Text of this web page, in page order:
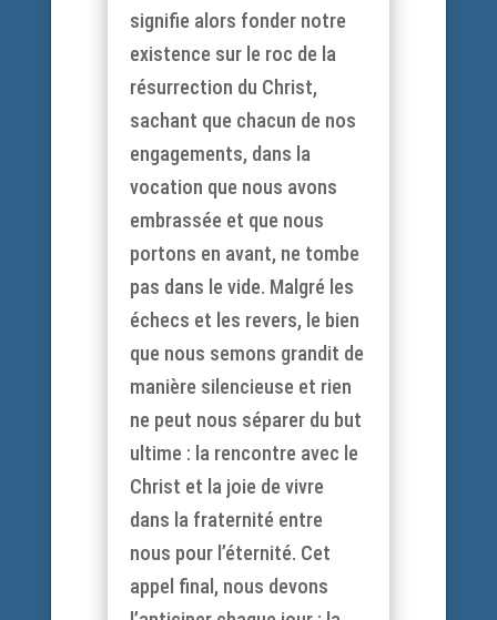
signifie alors fonder notre
existence sur le roc de la
résurrection du Christ,
sachant que chacun de nos
engagements, dans la
vocation que nous avons
embrassée et que nous
portons en avant, ne tombe
pas dans le vide. Malgré les
échecs et les revers, le bien
que nous semons grandit de
manière silencieuse et rien
ne peut nous séparer du but
ultime : la rencontre avec le
Christ et la joie de vivre
dans la fraternité entre
nous pour l’éternité. Cet
appel final, nous devons